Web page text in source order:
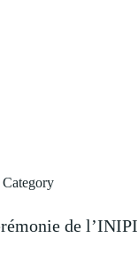
de l’INIPI